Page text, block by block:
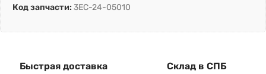
Код запчасти: 3EC-24-05010
Быстрая доставка Склад в СПБ